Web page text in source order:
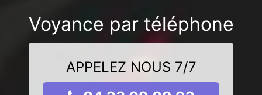
Voyance par téléphone
APPELEZ NOUS 7/7